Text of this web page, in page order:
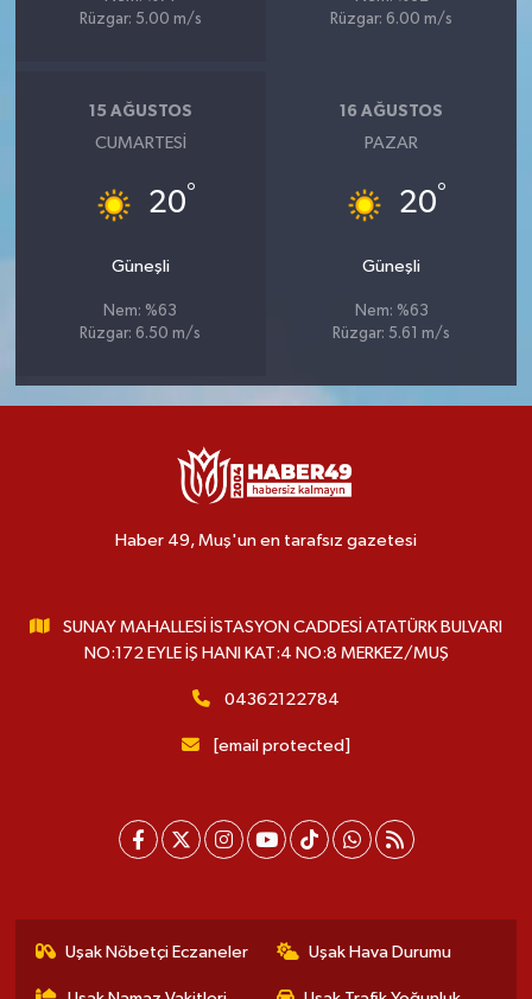
Rüzgar: 5.00 m/s
Rüzgar: 6.00 m/s
15 AĞUSTOS
CUMARTESI
20°
Güneşli
Nem: %63
Rüzgar: 6.50 m/s
16 AĞUSTOS
PAZAR
20°
Güneşli
Nem: %63
Rüzgar: 5.61 m/s
Haber 49, Muş'un en tarafsız gazetesi
SUNAY MAHALLESİ İSTASYON CADDESİ ATATÜRK BULVARI
NO:172 EYLE İŞ HANI KAT:4 NO:8 MERKEZ/MUŞ
04362122784
[email protected]
Uşak Nöbetçi Eczaneler Uşak Hava Durumu